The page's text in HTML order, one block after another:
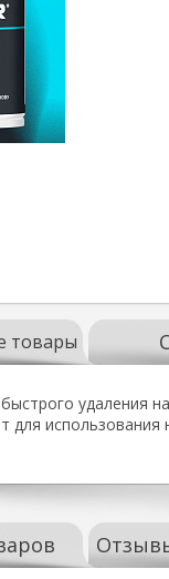
товары
удаления